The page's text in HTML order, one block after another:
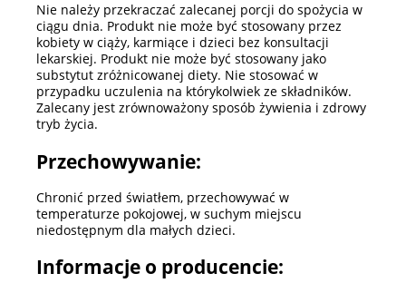
Nie należy przekraczać zalecanej porcji do spożycia w
ciągu dnia. Produkt nie może być stosowany przez
kobiety w ciąży, karmiące i dzieci bez konsultacji
lekarskiej. Produkt nie może być stosowany jako
substytut zróżnicowanej diety. Nie stosować w
przypadku uczulenia na którykolwiek ze składników.
Zalecany jest zrównoważony sposób żywienia i zdrowy
tryb życia.
Przechowywanie:
Chronić przed światłem, przechowywać w
temperaturze pokojowej, w suchym miejscu
niedostępnym dla małych dzieci.
Informacje o producencie: